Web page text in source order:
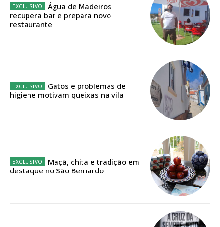
Ofertas para assinatura anual
Água de Madeiros
recupera bar e prepara novo
restaurante
Gatos e problemas de
higiene motivam queixas na vila
Maçã, chita e tradição em
destaque no São Bernardo